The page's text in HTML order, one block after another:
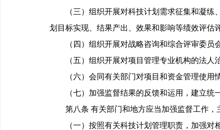
（三）组织开展对科技计划需求征集和凝练、
划目标实现、结果产出、效果和影响等绩效评估
（四）组织开展对战略咨询和综合评审委员会
（五）组织开展对项目管理专业机构的法人
（六）会同有关部门对项目和资金管理使用
（七）加强监督结果的反馈和运用，建立统
第八条 有关部门和地方应当加强监督工作，
（一）按照有关科技计划管理职责，加强对